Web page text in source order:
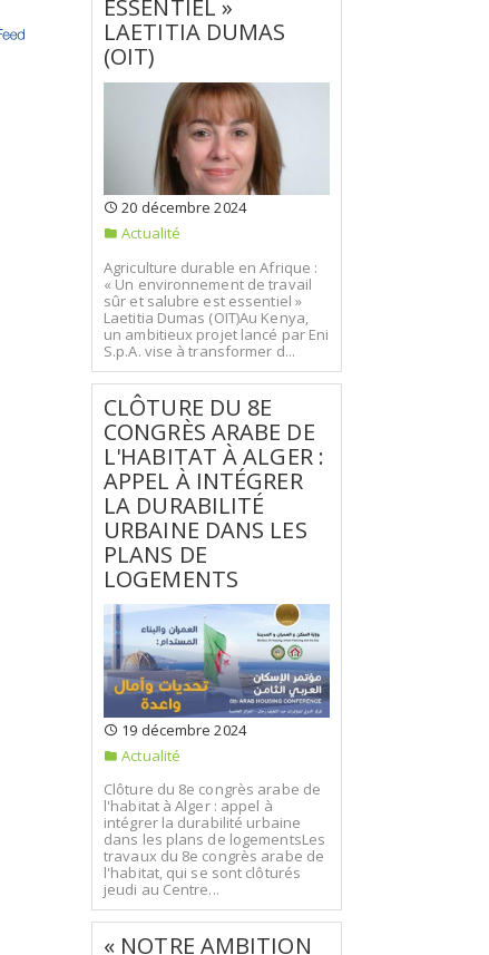
ESSENTIEL »
LAETITIA DUMAS
(OIT)
20 décembre 2024
Actualité
Agriculture durable en Afrique :
« Un environnement de travail
sûr et salubre est essentiel »
Laetitia Dumas (OIT)Au Kenya,
un ambitieux projet lancé par Eni
S.p.A. vise à transformer d...
CLÔTURE DU 8E
CONGRÈS ARABE DE
L'HABITAT À ALGER :
APPEL À INTÉGRER
LA DURABILITÉ
URBAINE DANS LES
PLANS DE
LOGEMENTS
19 décembre 2024
Actualité
Clôture du 8e congrès arabe de
l'habitat à Alger : appel à
intégrer la durabilité urbaine
dans les plans de logementsLes
travaux du 8e congrès arabe de
l'habitat, qui se sont clôturés
jeudi au Centre...
« NOTRE AMBITION